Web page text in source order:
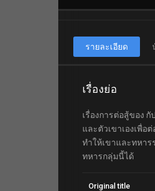
รายละเอียด
เรื่องย่อ
เรื่องการต่อสู้ของ
และตัวเขาเองเพื่
ทำให้เขาและทหา
ทหารกลุ่มนี้ได้
Original title